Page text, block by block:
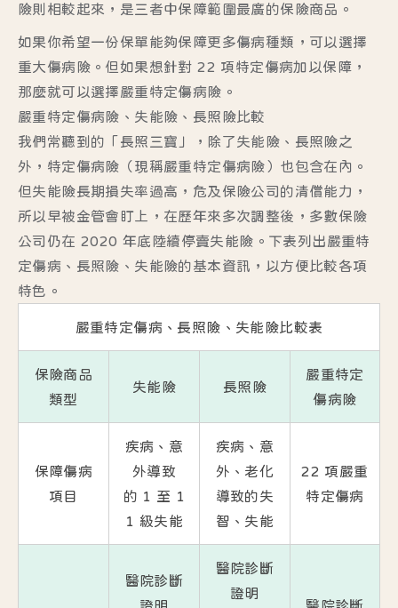
險則相較起來，是三者中保障範圍最廣的保險商品。
如果你希望一份保單能夠保障更多傷病種類，可以選擇
重大傷病險。但如果想針對 22 項特定傷病加以保障，
那麼就可以選擇嚴重特定傷病險。
嚴重特定傷病險、失能險、長照險比較
我們常聽到的「長照三寶」，除了失能險、長照險之
外，特定傷病險（現稱嚴重特定傷病險）也包含在內。
但失能險長期損失率過高，危及保險公司的清償能力，
所以早被金管會盯上，在歷年來多次調整後，多數保險
公司仍在 2020 年底陸續停賣失能險。下表列出嚴重特
定傷病、長照險、失能險的基本資訊，以方便比較各項
特色。
嚴重特定傷病、長照險、失能險比較表
保險商品
類型
失能險 長照險
嚴重特定
傷病險
保障傷病
項目
疾病、意
外導致
的 1 至 1
1 級失能
疾病、意
外、老化
導致的失
智、失能
22 項嚴重
特定傷病
醫院診斷
醫院診斷
證明